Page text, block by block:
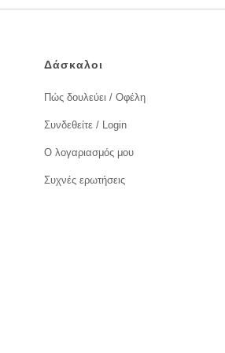
Δάσκαλοι
Πώς δουλεύει / Οφέλη
Συνδεθείτε / Login
Ο λογαριασμός μου
Συχνές ερωτήσεις